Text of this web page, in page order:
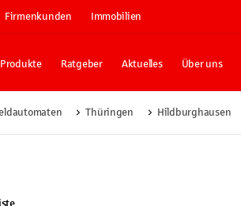
Firmenkunden Immobilien
Produkte Ratgeber Aktuelles Über uns
Thüringen Hildburghausen